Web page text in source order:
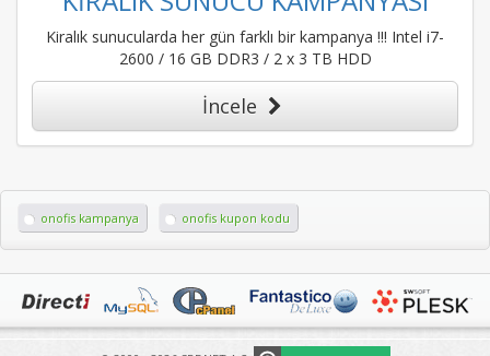
Kiralık sunucularda her gün farklı bir kampanya !!! Intel i7-
2600 / 16 GB DDR3 / 2 x 3 TB HDD
İncele
onofis kampanya onofis kupon kodu